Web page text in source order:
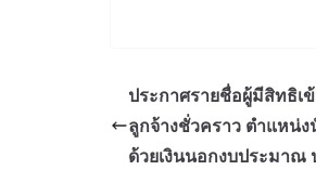
ประกาศรายชื่อผู้มีสิทธิเ
ลูกจ้างชั่วคราว ตำแหน่
ด้วยเงินนอกงบประมาณ